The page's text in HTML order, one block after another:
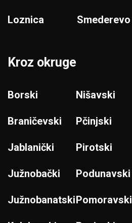
Loznica Smederevo
Kroz okruge
Borski
Braničevski
Jablanički
Južnobački
Južnobanatski
Nišavski
Pčinjski
Pirotski
Podunavski
Pomoravski